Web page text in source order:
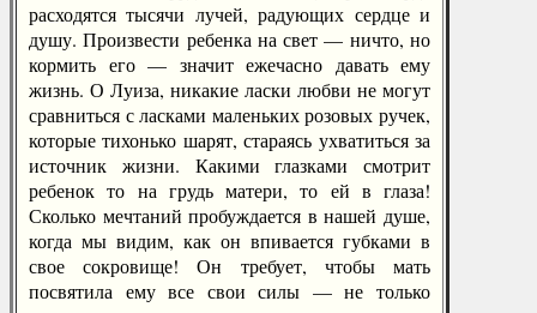
расходятся тысячи лучей, радующих сердце и
душу. Произвести ребенка на свет — ничто, но
кормить его — значит ежечасно давать ему
жизнь. О Луиза, никакие ласки любви не могут
сравниться с ласками маленьких розовых ручек,
которые тихонько шарят, стараясь ухватиться за
источник жизни. Какими глазками смотрит
ребенок то на грудь матери, то ей в глаза!
Сколько мечтаний пробуждается в нашей душе,
когда мы видим, как он впивается губками в
свое сокровище! Он требует, чтобы мать
посвятила ему все свои силы — не только